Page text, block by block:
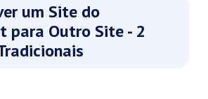
um Site do
para Outro Site - 2